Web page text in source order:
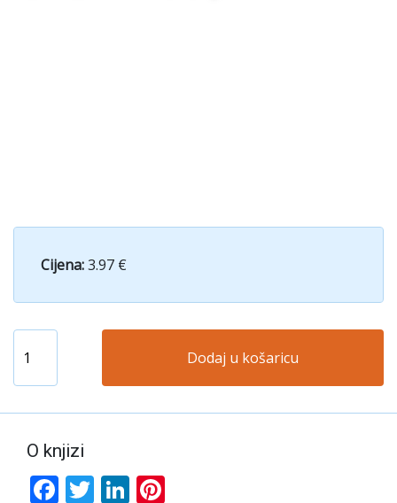
Cijena:3.97 €
Dodaj u košaricu
O knjizi
Facebook
TwitterLinkedIn